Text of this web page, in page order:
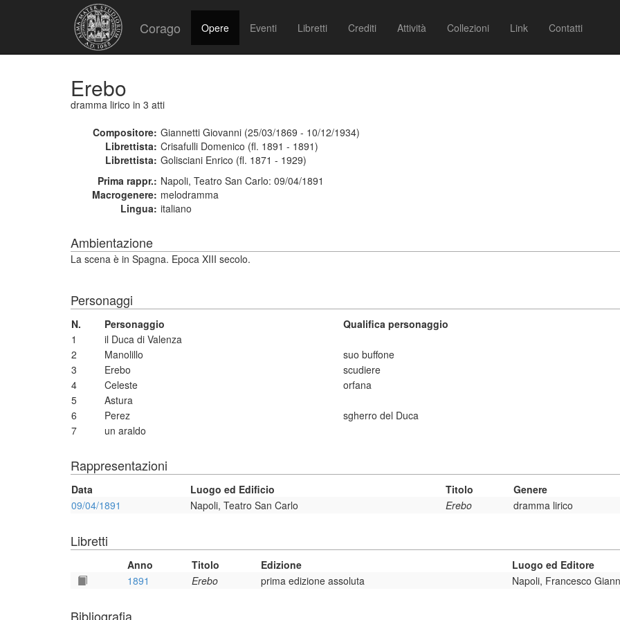
Corago Opere Eventi Libretti Crediti Attività Collezioni Link Contatti
Erebo
dramma lirico in 3 atti
Compositore: Giannetti Giovanni (25/03/1869 - 10/12/1934)
Librettista: Crisafulli Domenico (fl. 1891 - 1891)
Librettista: Golisciani Enrico (fl. 1871 - 1929)
Prima rappr.: Napoli, Teatro San Carlo: 09/04/1891
Macrogenere: melodramma
Lingua: italiano
Ambientazione
La scena è in Spagna. Epoca XIII secolo.
Personaggi
N. Personaggio Qualifica personaggio
1
il Duca di Valenza
2
Manolillo suo buffone
3
Erebo scudiere
4
Celeste orfana
5
Astura
6
Perez sgherro del Duca
7
un araldo
Rappresentazioni
Data Luogo ed Edificio Titolo Genere
09/04/1891
Napoli, Teatro San Carlo Erebo dramma lirico
Libretti
Anno Titolo Edizione
Luogo ed Editore
1891
Erebo prima edizione assoluta Napoli, Francesco
Bibliografia